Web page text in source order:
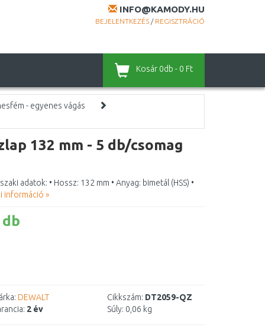
INFO@KAMODY.HU
BEJELENTKEZÉS / REGISZTRÁCIÓ
Kosár 0db - 0 Ft
- egyenes vágás
132 mm - 5 db/csomag
adatok: • Hossz: 132 mm • Anyag: bimetál (HSS) •
információ »
DEWALT
2 év
Cikkszám: DT2059-QZ
Súly: 0,06 kg